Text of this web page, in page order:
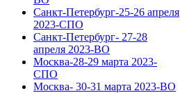
Санкт-Петербург-25-26 апреля
2023-СПО
Санкт-Петербург- 27-28
апреля 2023-ВО
Москва-28-29 марта 2023-
СПО
Москва- 30-31 марта 2023-ВО